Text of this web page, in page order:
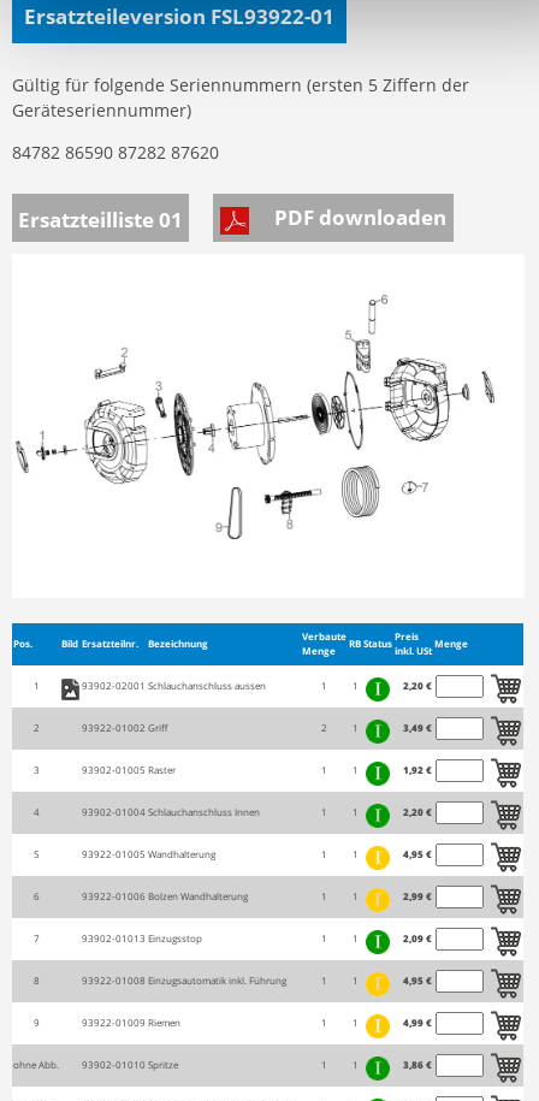
Ersatzteileversion FSL93922-01
Gültig für folgende Seriennummern (ersten 5 Ziffern der
Geräteseriennummer)
84782 86590 87282 87620
Ersatzteilliste 01 PDF downloaden
Pos. Bild Ersatzteilnr. Bezeichnung
Verbaute
Menge
RBStatus
Preis
inkl. USt
Menge
1 93902-02001 Schlauchanschluss aussen 1 1 2,20 €
2 93922-01002 Griff 2 1 3,49 €
3 93902-01005 Raster 1 1 1,92 €
4 93902-01004Schlauchanschluss Innen 1 1 2,20 €
5 93922-01005 Wandhalterung 1 1 4,95 €
6 93922-01006 Bolzen Wandhalterung 1 1 2,99 €
7 93902-01013 Einzugsstop 1 1 2,09 €
8 93922-01008 Einzugsautomatik inkl. Führung 1 1 4,95 €
9 93922-01009 Riemen 1 1 4,99 €
ohne Abb. 93902-01010 Spritze 1 1 3,86 €